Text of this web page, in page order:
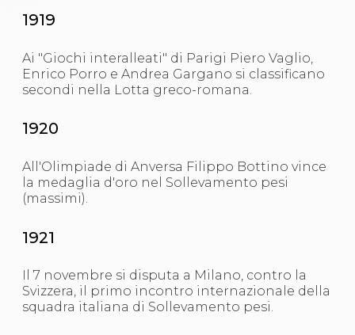
Corsi di Specializzazione
Corsi FIJLKAM-FISDIR
Corsi Preparatore Fisico
Sportello Fiscale
News
1919
Ai "Giochi interalleati" di Parigi Piero Vaglio,
Enrico Porro e Andrea Gargano si classificano
secondi nella Lotta greco-romana.
1920
All'Olimpiade di Anversa Filippo Bottino vince
la medaglia d'oro nel Sollevamento pesi
(massimi).
1921
Il 7 novembre si disputa a Milano, contro la
Svizzera, il primo incontro internazionale della
squadra italiana di Sollevamento pesi.